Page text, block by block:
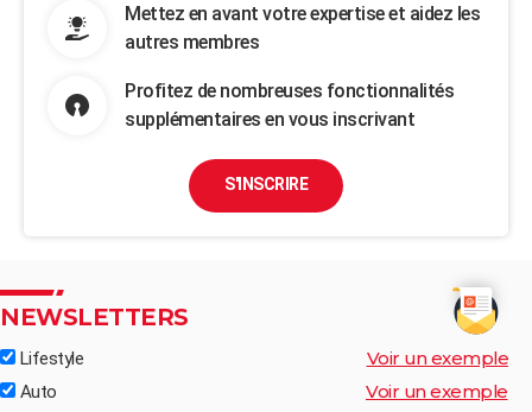
Mettez en avant votre expertise et aidez les
autres membres
Profitez de nombreuses fonctionnalités
supplémentaires en vous inscrivant
S'INSCRIRE
NEWSLETTERS
Lifestyle Voir un exemple
Auto Voir un exemple